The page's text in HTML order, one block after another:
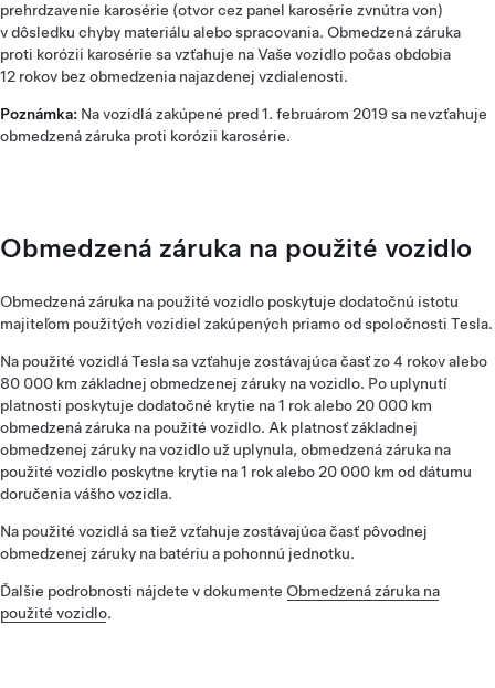
prehrdzavenie karosérie (otvor cez panel karosérie zvnútra von)
v dôsledku chyby materiálu alebo spracovania. Obmedzená záruka
proti korózii karosérie sa vzťahuje na Vaše vozidlo počas obdobia
12 rokov bez obmedzenia najazdenej vzdialenosti.
Poznámka: Na vozidlá zakúpené pred 1. februárom 2019 sa nevzťahuje
obmedzená záruka proti korózii karosérie.
Obmedzená záruka na použité vozidlo
Obmedzená záruka na použité vozidlo poskytuje dodatočnú istotu
majiteľom použitých vozidiel zakúpených priamo od spoločnosti Tesla.
Na použité vozidlá Tesla sa vzťahuje zostávajúca časť zo 4 rokov alebo
80 000 km základnej obmedzenej záruky na vozidlo. Po uplynutí
platnosti poskytuje dodatočné krytie na 1 rok alebo 20 000 km
obmedzená záruka na použité vozidlo. Ak platnosť základnej
obmedzenej záruky na vozidlo už uplynula, obmedzená záruka na
použité vozidlo poskytne krytie na 1 rok alebo 20 000 km od dátumu
doručenia vášho vozidla.
Na použité vozidlá sa tiež vzťahuje zostávajúca časť pôvodnej
obmedzenej záruky na batériu a pohonnú jednotku.
Ďalšie podrobnosti nájdete v dokumente Obmedzená záruka na
použité vozidlo.